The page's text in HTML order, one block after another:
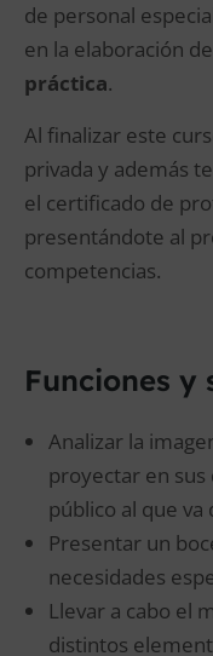
de personal
en la elaboración
práctica.
Al finalizar este
privada y además
el certificado de
presentándote al
competencias.
Funciones y
Analizar la
proyectar en
público al que va
Presentar un
necesidades
Llevar a cabo el
distintos